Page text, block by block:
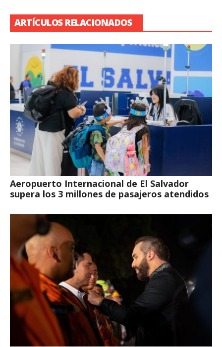
ARTÍCULOS RELACIONADOS
Aeropuerto Internacional de El Salvador
supera los 3 millones de pasajeros atendidos